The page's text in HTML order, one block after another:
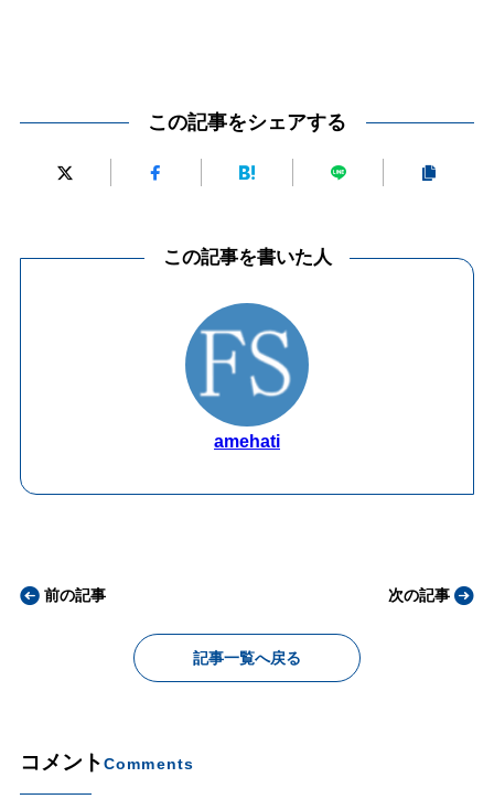
この記事をシェアする
この記事を書いた人
amehati
前の記事
記事一覧へ戻る
次の記事
コメントComments